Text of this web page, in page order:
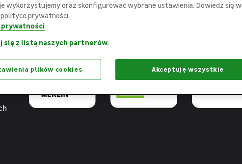
Razem
możemy więcej
wykorzystujemy oraz skonfigurować wybrane ustawienia. Dowiedz się
prywatności.
się z listą naszych partnerów.
plików cookies Akceptuję wszystkie